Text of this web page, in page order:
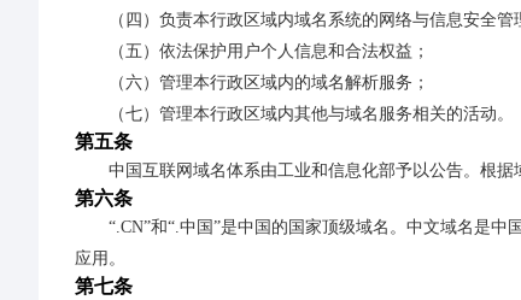
（四）负责本行政区域内域名系统的网络与信息安全管
（五）依法保护用户个人信息和合法权益；
（六）管理本行政区域内的域名解析服务；
（七）管理本行政区域内其他与域名服务相关的活动。
第五条
中国互联网域名体系由工业和信息化部予以公告。根
第六条
“.CN”和“.中国”是中国的国家顶级域名。中文域名是
应用。
第七条